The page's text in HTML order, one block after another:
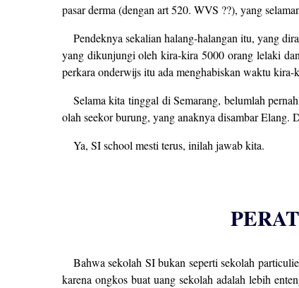
pasar derma (dengan art 520. WVS ??), yang
Pendeknya sekalian halang-halangan itu, yang
yang dikunjungi oleh kira-kira 5000 orang lelaki
perkara onderwijs itu ada menghabiskan waktu
Selama kita tinggal di Semarang, belumlah
olah seekor burung, yang anaknya disambar Elang.
Ya, SI school mesti terus, inilah jawab kita.
Bahwa sekolah SI bukan seperti sekolah
karena ongkos buat uang sekolah adalah lebih